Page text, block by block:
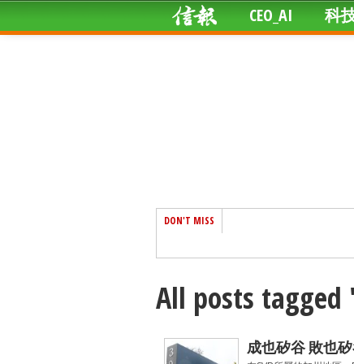
CEO_AI 科
DON'T MISS
All posts tagged
成也矽谷 敗也